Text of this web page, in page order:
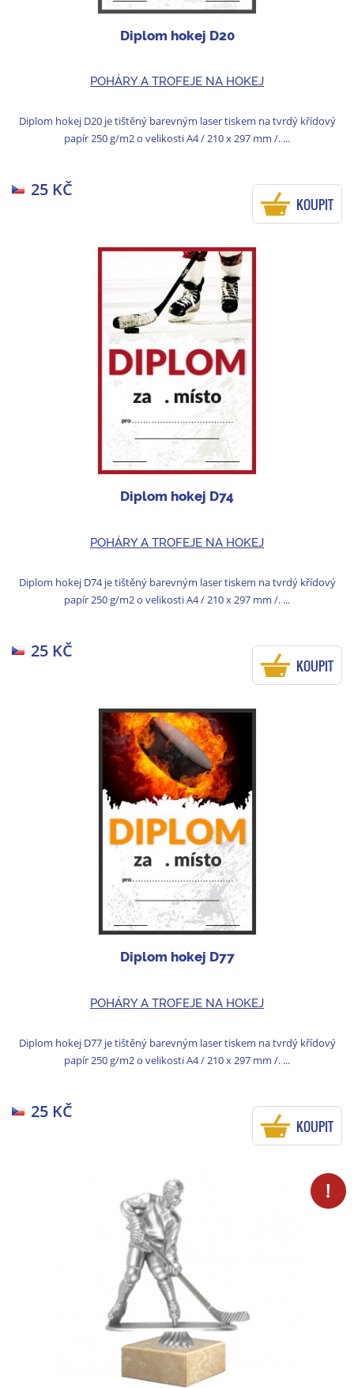
Diplom hokej D20
POHÁRY A TROFEJE NA HOKEJ
Diplom hokej D20 je tištěný barevným laser tiskem na tvrdý křídový
papír 250 g/m2 o velikosti A4 / 210 x 297 mm /. ...
25 KČ
KOUPIT
Diplom hokej D74
POHÁRY A TROFEJE NA HOKEJ
Diplom hokej D74 je tištěný barevným laser tiskem na tvrdý křídový
papír 250 g/m2 o velikosti A4 / 210 x 297 mm /. ...
25 KČ
KOUPIT
Diplom hokej D77
POHÁRY A TROFEJE NA HOKEJ
Diplom hokej D77 je tištěný barevným laser tiskem na tvrdý křídový
papír 250 g/m2 o velikosti A4 / 210 x 297 mm /. ...
25 KČ
KOUPIT